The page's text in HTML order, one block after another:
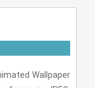
Wallpaper